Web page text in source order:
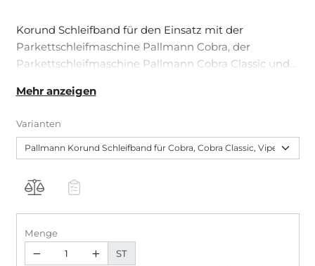
Korund Schleifband für den Einsatz mit der
Parkettschleifmaschine Pallmann Cobra, der
Parkettschleifmaschine Pallmann Cobra Classic und
Mehr anzeigen
Varianten
Menge
ST